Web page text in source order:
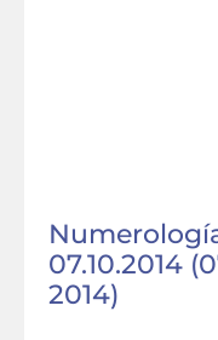
07.10.2014
2014)